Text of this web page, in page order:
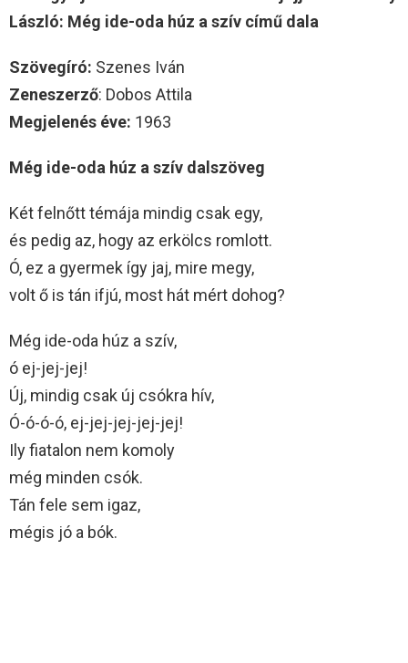
László: Még ide-oda húz a szív című dala
Szövegíró: Szenes Iván
Zeneszerző: Dobos Attila
Megjelenés éve: 1963
Még ide-oda húz a szív dalszöveg
Két felnőtt témája mindig csak egy,
és pedig az, hogy az erkölcs romlott.
Ó, ez a gyermek így jaj, mire megy,
volt ő is tán ifjú, most hát mért dohog?
Még ide-oda húz a szív,
ó ej-jej-jej!
Új, mindig csak új csókra hív,
Ó-ó-ó-ó, ej-jej-jej-jej-jej!
Ily fiatalon nem komoly
még minden csók.
Tán fele sem igaz,
mégis jó a bók.